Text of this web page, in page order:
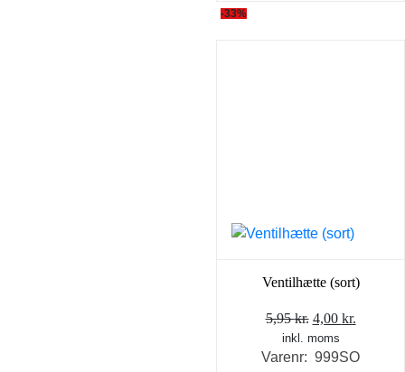
-33%
Ventilhætte (sort)
5,95kr. Den
oprindelige
pris
4,00 kr.
pris
inkl. moms
Varenr: 999SO